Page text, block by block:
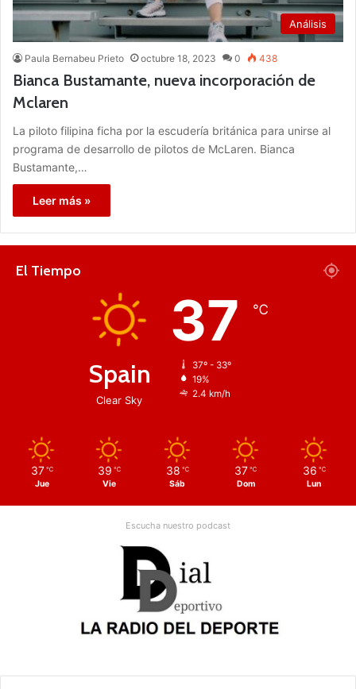
Análisis
Paula Bernabeu Prieto octubre 18, 2023 0 438
Bianca Bustamante, nueva incorporación de
Mclaren
La piloto filipina ficha por la escudería británica para unirse al
programa de desarrollo de pilotos de McLaren. Bianca
Bustamante,…
Leer más »
El Tiempo
Spain
Clear Sky
37 ℃
37º - 33º
19%
2.4 km/h
37 ℃
Jue
39 ℃
Vie
38 ℃
Sáb
37 ℃
Dom
36 ℃
Lun
Escucha nuestro podcast